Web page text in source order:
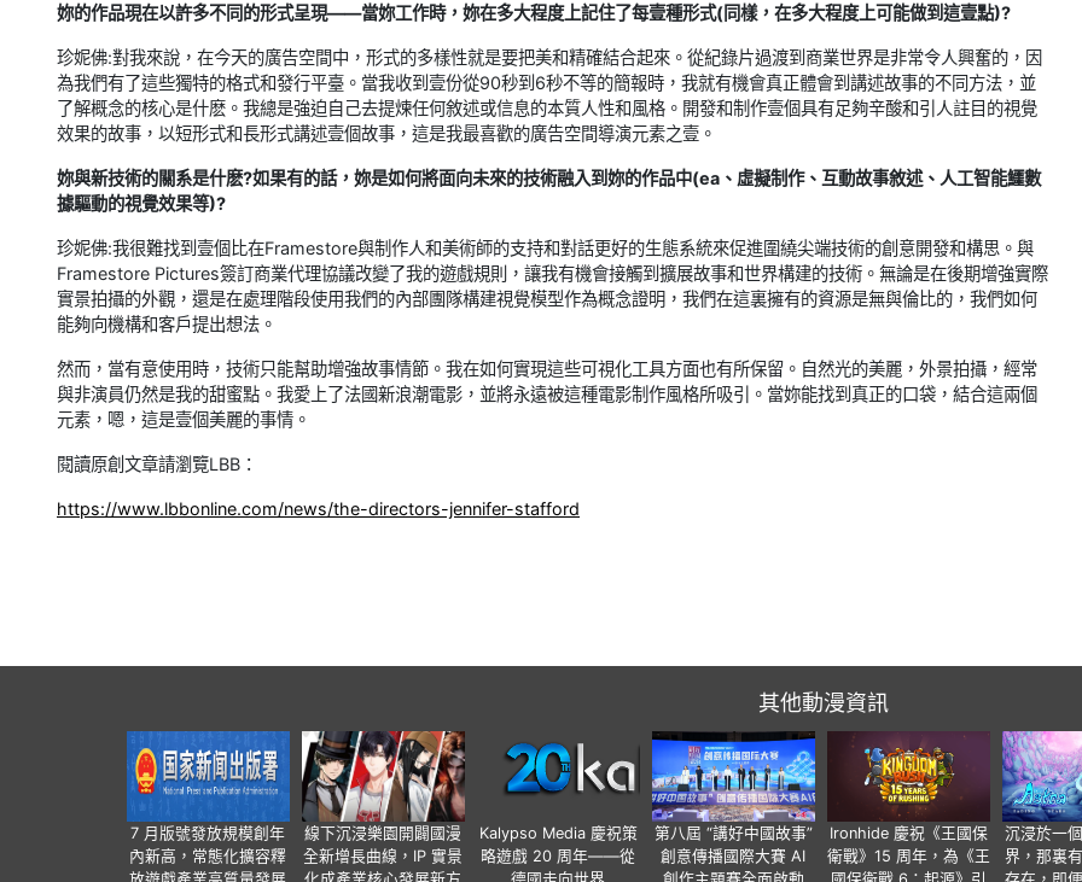
妳的作品現在以許多不同的形式呈現——當妳工作時，妳在多大程度上記住了每壹種形式(同樣，在多大程度上可能做到這壹點)?
珍妮佛:對我來說，在今天的廣告空間中，形式的多樣性就是要把美和精確結合起來。從紀錄片過渡到商業世界是非常令人興奮的，因
為我們有了這些獨特的格式和發行平臺。當我收到壹份從90秒到6秒不等的簡報時，我就有機會真正體會到講述故事的不同方法，並
了解概念的核心是什麽。我總是強迫自己去提煉任何敘述或信息的本質人性和風格。開發和制作壹個具有足夠辛酸和引人註目的視覺
效果的故事，以短形式和長形式講述壹個故事，這是我最喜歡的廣告空間導演元素之壹。
妳與新技術的關系是什麽?如果有的話，妳是如何將面向未來的技術融入到妳的作品中(ea、虛擬制作、互動故事敘述、人工智能鱷數
據驅動的視覺效果等)?
珍妮佛:我很難找到壹個比在Framestore與制作人和美術師的支持和對話更好的生態系統來促進圍繞尖端技術的創意開發和構思。與
Framestore Pictures簽訂商業代理協議改變了我的遊戲規則，讓我有機會接觸到擴展故事和世界構建的技術。無論是在後期增強實際
實景拍攝的外觀，還是在處理階段使用我們的內部團隊構建視覺模型作為概念證明，我們在這裏擁有的資源是無與倫比的，我們如何
能夠向機構和客戶提出想法。
然而，當有意使用時，技術只能幫助增強故事情節。我在如何實現這些可視化工具方面也有所保留。自然光的美麗，外景拍攝，經常
與非演員仍然是我的甜蜜點。我愛上了法國新浪潮電影，並將永遠被這種電影制作風格所吸引。當妳能找到真正的口袋，結合這兩個
元素，嗯，這是壹個美麗的事情。
閱讀原創文章請瀏覽LBB：
https://www.lbbonline.com/news/the-directors-jennifer-stafford
其他動漫資訊
7 月版號發放規模創年
內新高，常態化擴容釋
線下沉浸樂園開闢國漫
全新增長曲線，IP 實景
Kalypso Media 慶祝策
略遊戲 20 周年——從
第八屆 “講好中國故事”
創意傳播國際大賽 AI
Ironhide 慶祝《王國保
衛戰》15 周年，為《王
沉浸於一
界，那裏